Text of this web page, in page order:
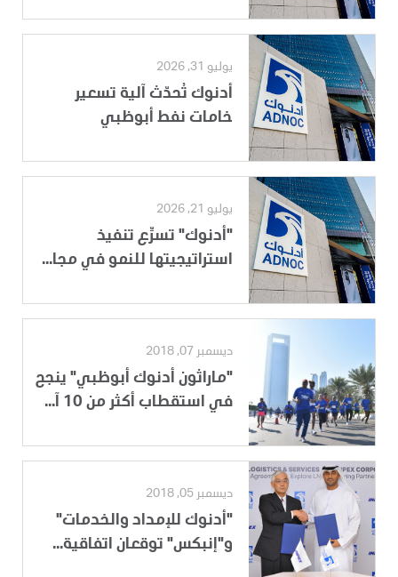
يوليو 31, 2026
أدنوك تُحدّث آلية تسعير
خامات نفط أبوظبي
يوليو 21, 2026
"أدنوك" تسرِّع تنفيذ
استراتيجيتها للنمو في مجا...
ديسمبر 07, 2018
"ماراثون أدنوك أبوظبي" ينجح
في استقطاب أكثر من 10 آ...
ديسمبر 05, 2018
"أدنوك للإمداد والخدمات"
و"إنبكس" توقعان اتفاقية...